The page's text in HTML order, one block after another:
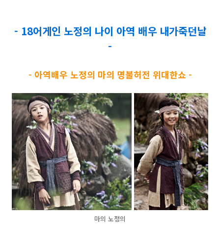
- 18어게인 노정의 나이 아역 배우 내가죽던날
-
- 아역배우 노정의 마의 명불허전 위대한쇼 -
마의 노정의